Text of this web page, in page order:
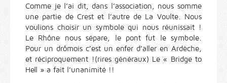
Comme je l’ai dit, dans l’association, nous somme
une partie de Crest et l’autre de La Voulte. Nous
voulions choisir un symbole qui nous réunissait !
Le Rhône nous sépare, le pont fut le symbole.
Pour un drômois c’est un enfer d’aller en Ardèche,
et réciproquement !(rires généraux) Le « Bridge to
Hell » a fait l’unanimité !!